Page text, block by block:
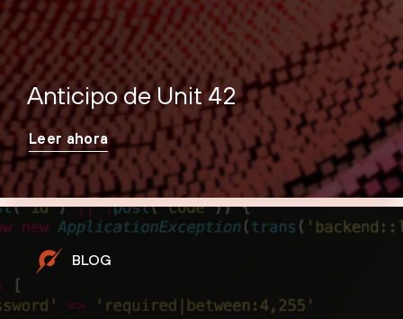
Anticipo de Unit 42
Leer ahora
BLOG